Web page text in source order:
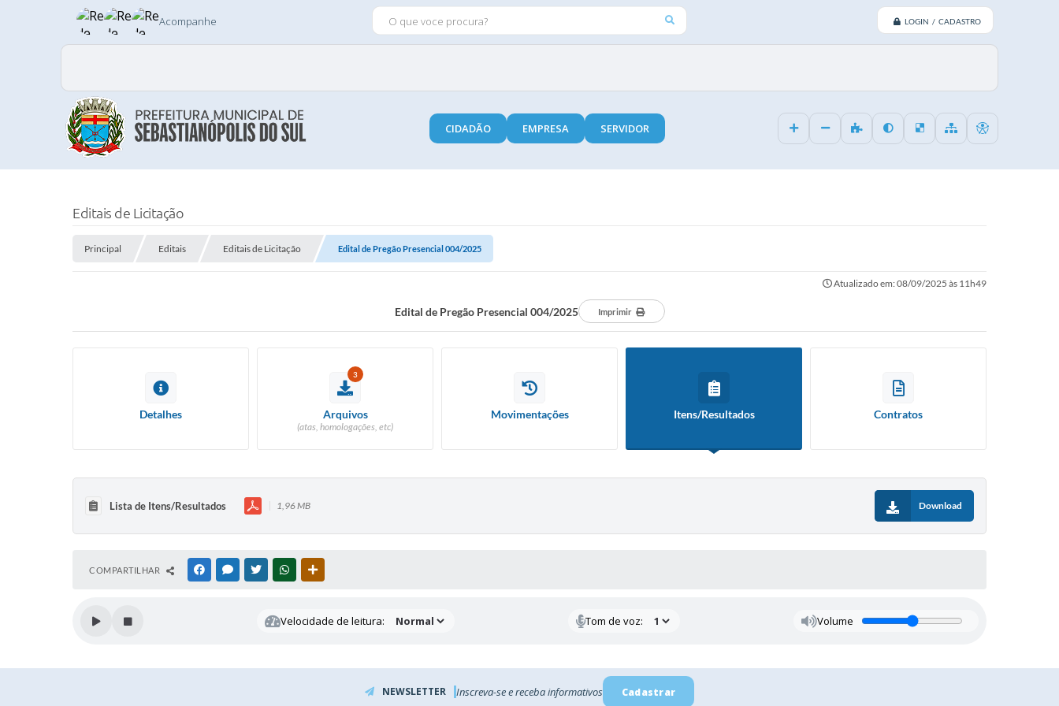
LOGIN / CADASTRO
O QUE VOCE PROCURA?
Acompanhe
CIDADÃO EMPRESA SERVIDOR
Editais de Licitação
Principal Editais Editais de Licitação Edital de Pregão Presencial 004/2025
Atualizado em: 08/09/2025 às 11h49
Edital de Pregão Presencial 004/2025 Imprimir
Detalhes
3
Arquivos
(atas, homologações, etc)
Movimentações Itens/Resultados Contratos
Lista de Itens/Resultados 1,96 MB Download
COMPARTILHAR FACEBOOKMESSENGER
TWITTERWHATSAPP
Velocidade de leitura: Tom de voz: Volume
NEWSLETTER Inscreva-se e receba informativos Cadastrar